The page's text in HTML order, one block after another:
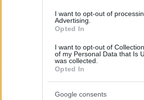
I want to opt-out of
Advertising.
Opted In
I want to opt-out of
of my Personal Data that Is
was collected.
Opted In
Google consents